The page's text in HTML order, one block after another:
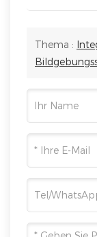
Thema :